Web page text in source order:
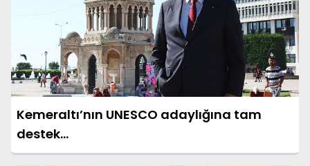
Kemeraltı’nın UNESCO adaylığına tam
destek…